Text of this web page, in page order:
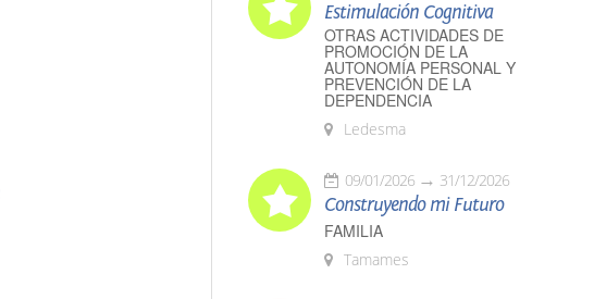
Estimulación Cognitiva
OTRAS ACTIVIDADES DE
PROMOCIÓN DE LA
AUTONOMÍA PERSONAL Y
PREVENCIÓN DE LA
DEPENDENCIA
Ledesma
09/01/2026 31/12/2026
Construyendo mi Futuro
FAMILIA
Tamames